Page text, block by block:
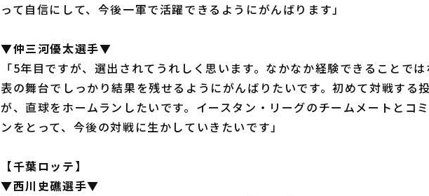
って自信にして、今後一軍で活躍できるようにがんばります」
▼仲三河優太選手▼
「5年目ですが、選出されてうれしく思います。なかなか経験できることで
表の舞台でしっかり結果を残せるようにがんばりたいです。初めて対戦する
が、直球をホームランしたいです。イースタン・リーグのチームメートとコ
ンをとって、今後の対戦に生かしていきたいです」
【千葉ロッテ】
▼西川史礁選手▼